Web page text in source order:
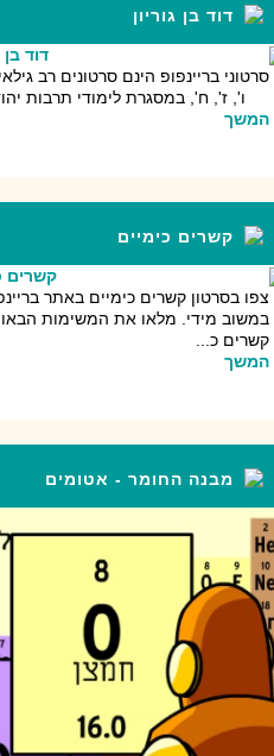
דוד בן גוריון
סרטוני בריינפופ הינם סרטונים רב
ו', ז', ח', במסגרת לימודי תרבות
המשך
קשרים כימיים
צפו בסרטון קשרים כימיים באתר
במשוב מידי. מלאו את המשימות
קשרים כ...
המשך
מבנה החומר - אטומים